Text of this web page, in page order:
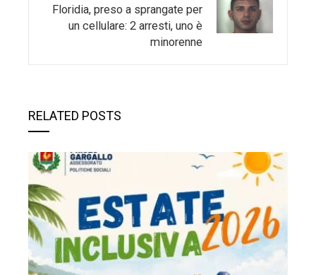
Floridia, preso a sprangate per
un cellulare: 2 arresti, uno è
minorenne
RELATED POSTS